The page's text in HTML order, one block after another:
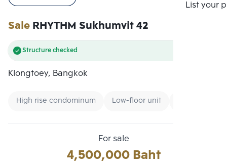
List your
SaleRHYTHM Sukhumvit 42
Structure checked
Klongtoey, Bangkok
High rise condominum Low-floor unit
For sale
4,500,000 Baht